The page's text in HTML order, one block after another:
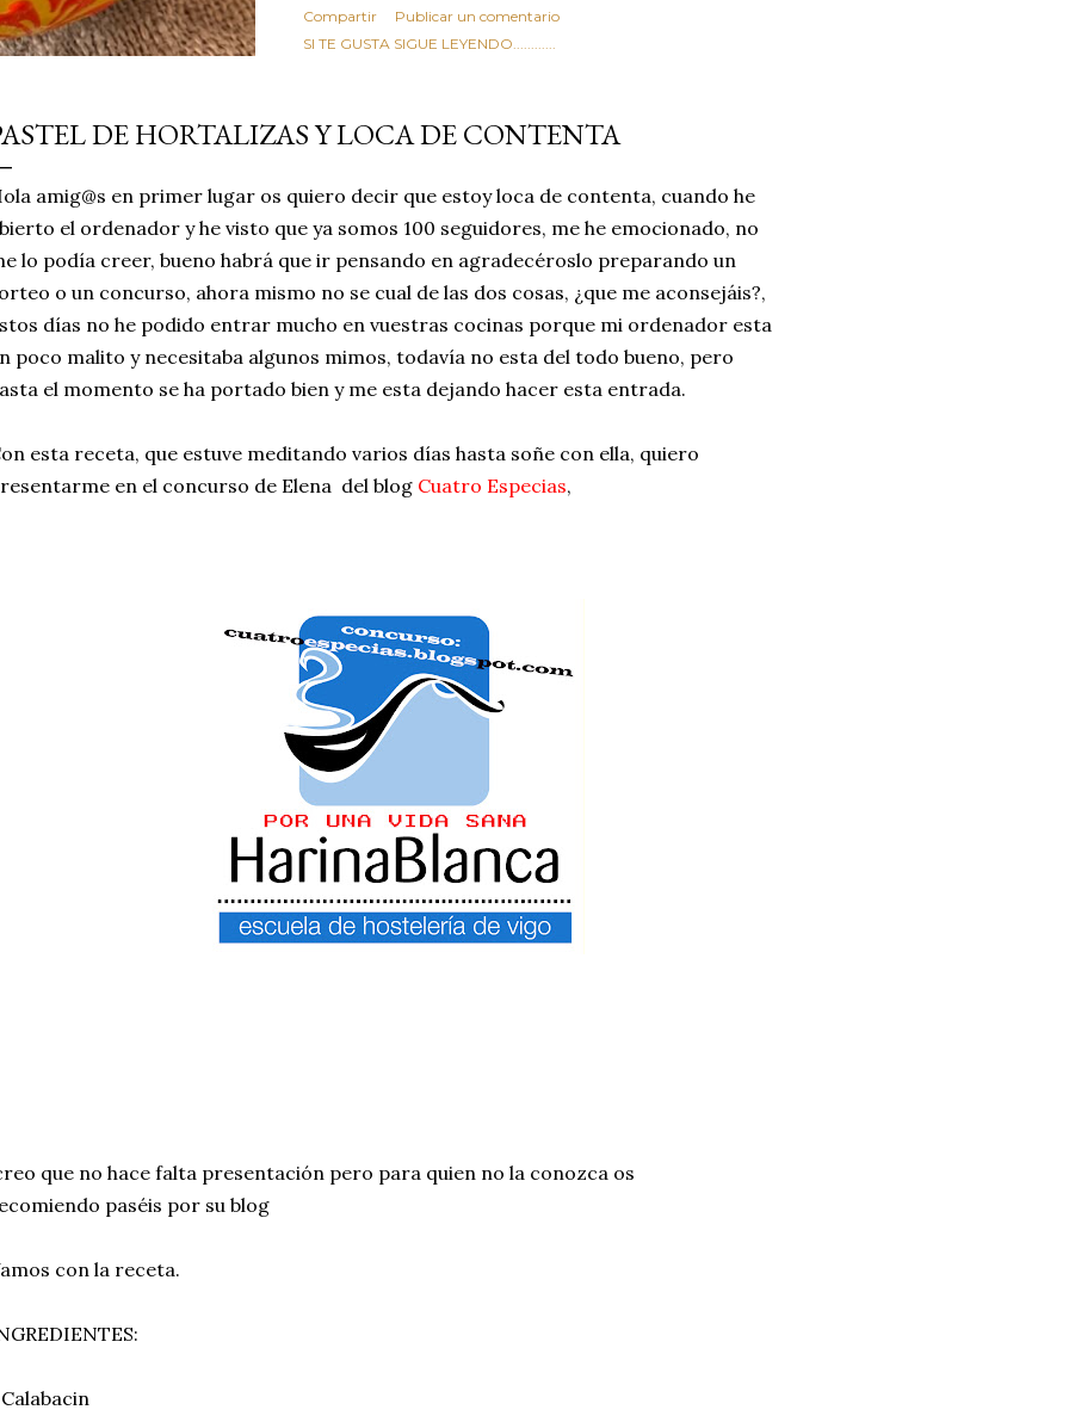
Estas alubias crujientes al horno van a cambiar por
tradicionales y copiosos de invierno. Con esta receta
ingrediente tan humilde como la alubia de La Bañeza
en un snack ligero, dorado, cargado de proteína y
100% natural. Es el sustituto perfecto a los frutos se...
Compartir
Publicar un comentario
SI TE GUSTA SIGUE LEYENDO............
DE HORTALIZAS Y LOCA DE CONTENTA
amig@s en primer lugar os quiero decir que estoy loca de contenta, cuando he
el ordenador y he visto que ya somos 100 seguidores, me he emocionado, no
lo podía creer, bueno habrá que ir pensando en agradecéroslo preparando un
o un concurso, ahora mismo no se cual de las dos cosas, ¿que me aconsejáis?,
días no he podido entrar mucho en vuestras cocinas porque mi ordenador esta
poco malito y necesitaba algunos mimos, todavía no esta del todo bueno, pero
el momento se ha portado bien y me esta dejando hacer esta entrada.
esta receta, que estuve meditando varios días hasta soñe con ella, quiero
en el concurso de Elena del blog Cuatro Especias,
que no hace falta presentación pero para quien no la conozca os
paséis por su blog
con la receta.